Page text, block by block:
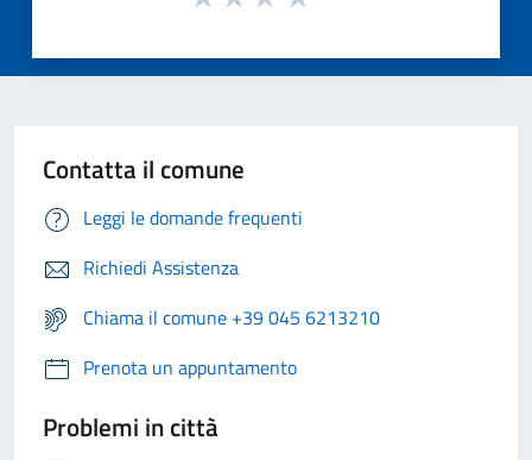
Contatta il comune
Leggi le domande frequenti
Richiedi Assistenza
Chiama il comune +39 045 6213210
Prenota un appuntamento
Problemi in città